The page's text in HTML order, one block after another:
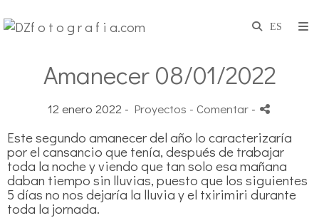
Amanecer 08/01/2022
12 enero 2022 - Proyectos - Comentar -
Este segundo amanecer del año lo caracterizaría
por el cansancio que tenía, después de trabajar
toda la noche y viendo que tan solo esa mañana
daban tiempo sin lluvias, puesto que los siguientes
5 días no nos dejaría la lluvia y el txirimiri durante
toda la jornada.